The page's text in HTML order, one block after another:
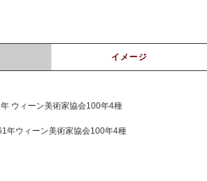
イメージ
ウィーン美術家協会100年4種